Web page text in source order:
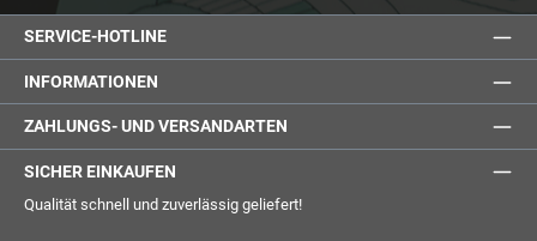
SERVICE-HOTLINE
INFORMATIONEN
ZAHLUNGS- UND VERSANDARTEN
SICHER EINKAUFEN
Qualität schnell und zuverlässig geliefert!